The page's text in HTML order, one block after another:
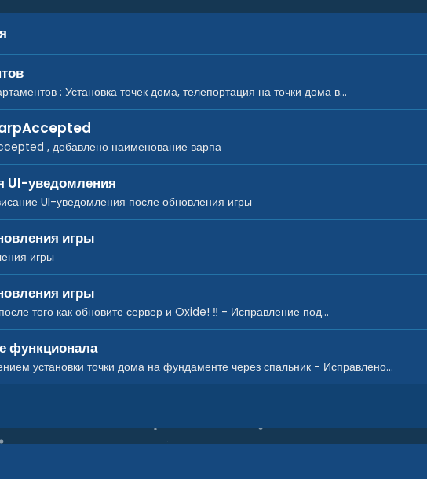
: Установка точек дома, телепортация на точки дома в...
, добавлено наименование варпа
UI-уведомления
UI-уведомления после обновления игры
игры
игры
игры
того как обновите сервер и Oxide! ‼️ - Исправление под...
функционала
установки точки дома на фундаменте через спальник - Исправлено...